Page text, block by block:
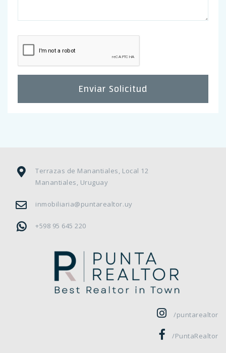
Enviar Solicitud
Terrazas de Manantiales, Local 12
Manantiales, Uruguay
inmobiliaria@puntarealtor.uy
+598 95 645 220
/puntarealtor
/PuntaRealtor